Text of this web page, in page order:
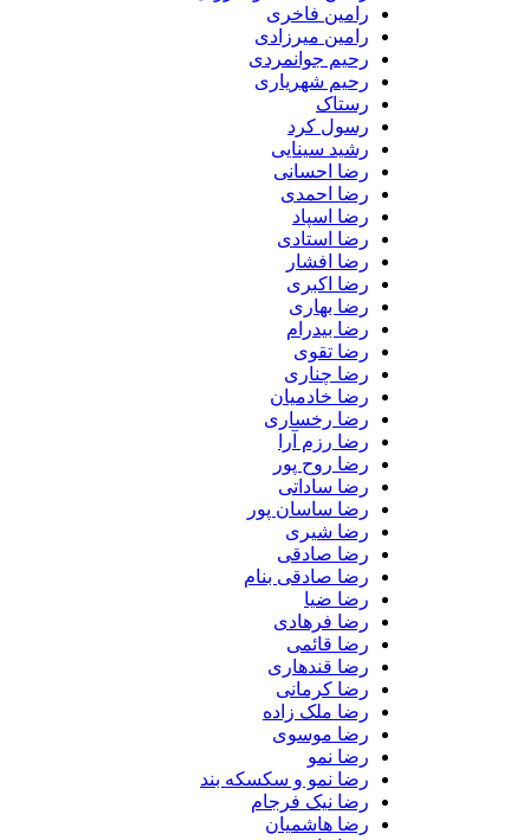
رامین فاخری
رامین میرزادی
رحیم جوانمردی
رحیم شهریاری
رستاک
رسول کرد
رشید سینایی
رضا احسانی
رضا احمدی
رضا اسپاد
رضا استادی
رضا افشار
رضا اکبری
رضا بهاری
رضا بیدرام
رضا تقوی
رضا چناری
رضا خادمیان
رضا رخساری
رضا رزم آرا
رضا روح پور
رضا ساداتی
رضا ساسان پور
رضا شیری
رضا صادقی
رضا صادقی بنام
رضا ضیا
رضا فرهادی
رضا قائمی
رضا قندهاری
رضا کرمانی
رضا ملک زاده
رضا موسوی
رضا نمو
رضا نمو و سکسکه بند
رضا نیک فرجام
رضا هاشمیان